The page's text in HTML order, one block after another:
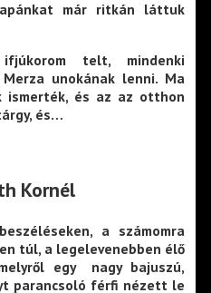
már ritkán láttuk
telt, mindenki
unokának lenni. Ma
ismerték, és az az otthon
és…
Kornél
a számomra
túl, a legelevenebben élő
egy nagy bajuszú,
parancsoló férfi nézett le